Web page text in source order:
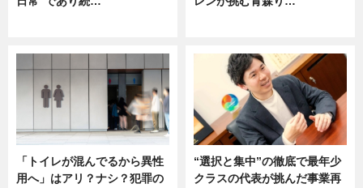
「トイレが混んでるから異性
用へ」はアリ？ナシ？犯罪の
“選択と集中”の徹底で最年少
クラスの代表が挑んだ事業再